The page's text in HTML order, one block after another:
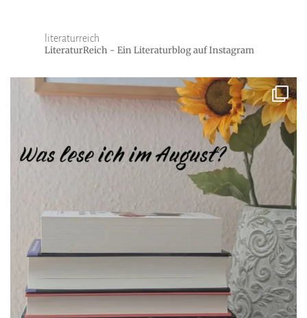
literaturreich
LiteraturReich - Ein Literaturblog auf Instagram